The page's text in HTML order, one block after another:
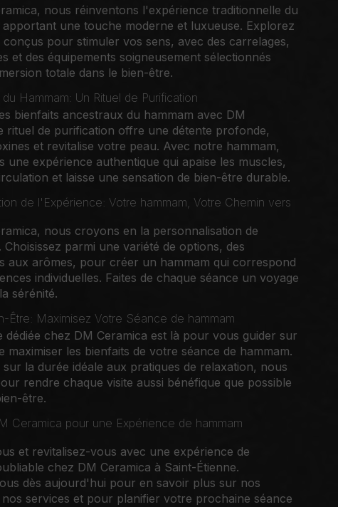
nous réinventons l'expérience traditionnelle du
apportant une touche moderne et luxueuse. Explorez
conçus pour stimuler vos sens, avec des carrelages,
et des équipements soigneusement sélectionnés
totale dans le bien-être.
Hammam: Un Rituel de Purification
bienfaits ancestraux du hammam avec DM
rituel de purification offre une détente profonde,
et revitalise votre peau. Avec notre hammam,
une expérience authentique qui apaise les muscles,
et laisse une sensation de bien-être durable.
de l'Expérience: Votre hammam, Votre Chemin vers
nous croyons en la personnalisation de
Choisissez parmi une variété de options, des
aux arômes, pour créer un hammam qui correspond
individuelles. Faites de chaque séance un voyage
sérénité.
Être: Maximisez Votre Séance de hammam
dédiée chez DM Ceramica est là pour vous guider sur
maximiser les bienfaits de votre séance de hammam.
sur la durée idéale aux pratiques de relaxation, nous
rendre chaque visite aussi bénéfique que possible
être.
Ceramica pour une Expérience de hammam
et revitalisez-vous avec une expérience de
chez DM Ceramica à Saint-Étienne.
dès aujourd'hui pour en savoir plus sur nos
nos services et pour planifier votre prochaine séance